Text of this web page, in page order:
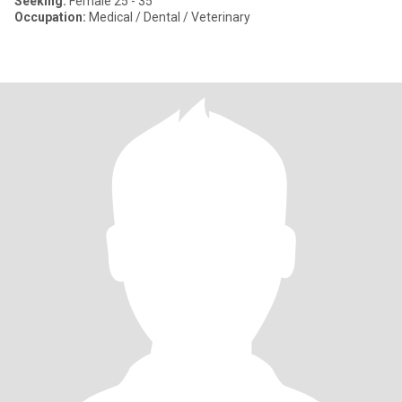
Occupation: Medical / Dental / Veterinary